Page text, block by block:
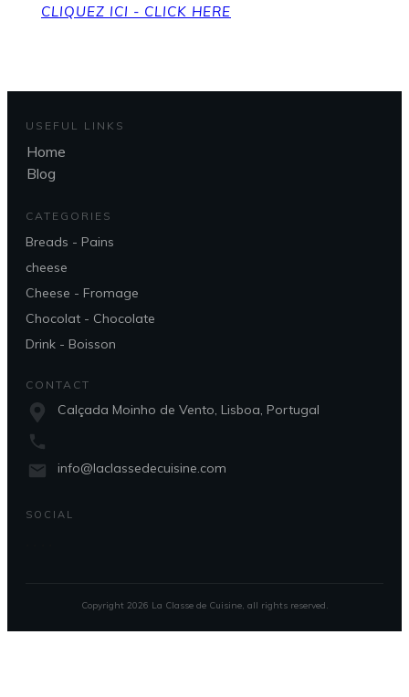
CLIQUEZ ICI - CLICK HERE
USEFUL LINKS
Home
Blog
CATEGORIES
Breads - Pains
cheese
Cheese - Fromage
Chocolat - Chocolate
Drink - Boisson
CONTACT
Calçada Moinho de Vento, Lisboa, Portugal
info@laclassedecuisine.com
SOCIAL
Copyright 2026 La Classe de Cuisine, all rights reserved.